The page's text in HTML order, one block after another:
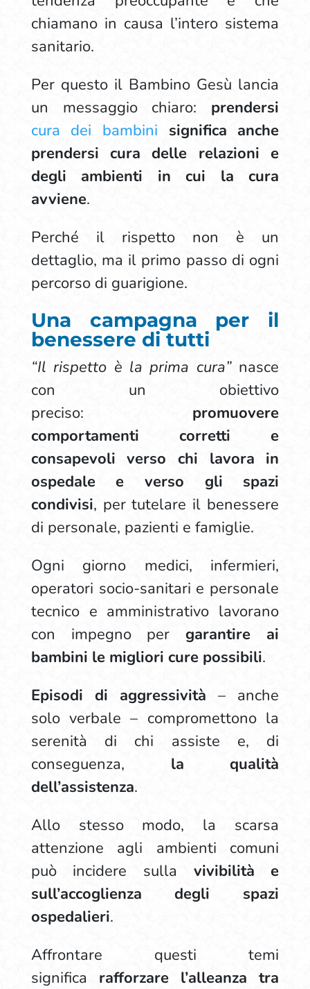
chiamano in causa l’intero sistema
sanitario.
Per questo il Bambino Gesù lancia
un messaggio chiaro: prendersi
cura dei bambini significa anche
prendersi cura delle relazioni e
degli ambienti in cui la cura
avviene.
Perché il rispetto non è un
dettaglio, ma il primo passo di ogni
percorso di guarigione.
Una campagna per il
benessere di tutti
“Il rispetto è la prima cura”nasce
con un obiettivo
preciso: promuovere
comportamenti corretti e
consapevoli verso chi lavora in
ospedale e verso gli spazi
condivisi, per tutelare il benessere
di personale, pazienti e famiglie.
Ogni giorno medici, infermieri,
operatori socio-sanitari e personale
tecnico e amministrativo lavorano
con impegno pergarantire ai
bambini le migliori cure possibili.
Episodi di aggressività – anche
solo verbale – compromettono la
serenità di chi assiste e, di
conseguenza, la qualità
dell’assistenza.
Allo stesso modo, la scarsa
attenzione agli ambienti comuni
può incidere sulla vivibilità e
sull’accoglienza degli spazi
ospedalieri.
Affrontare questi temi
significa rafforzare l’alleanza tra